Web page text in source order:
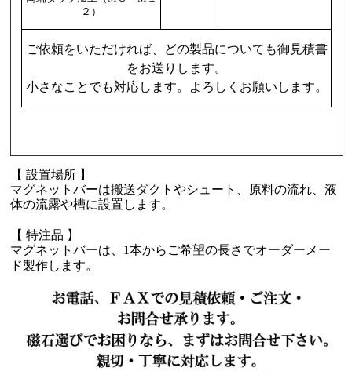
２）
ご依頼をいただければ、どの製品についても御見積書
をお送りします。
小さなことでも対応します。よろしくお願いします。
【 設置場所 】
マグネットバーは搬送ダクトやシュート、原料の流れ、液
体の流露や槽に設置します。
【 特注品 】
マグネットバーは、1本からご希望の長さでオーダーメー
ド製作します。